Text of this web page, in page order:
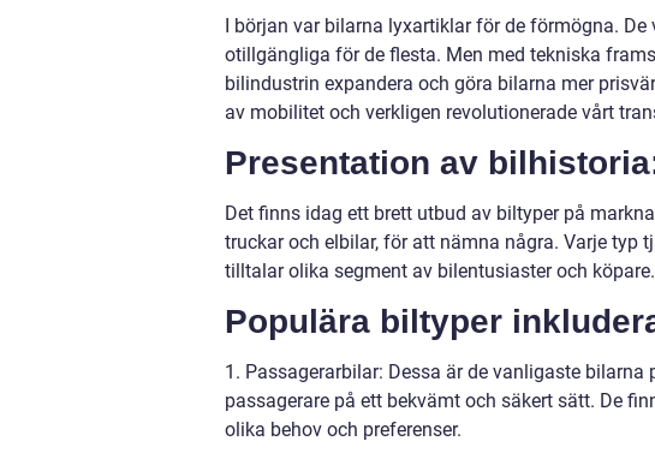
I början var bilarna lyxartiklar för de förmögna.
otillgängliga för de flesta. Men med tekniska
bilindustrin expandera och göra bilarna mer
av mobilitet och verkligen revolutionerade vårt
Presentation av
Det finns idag ett brett utbud av biltyper på
truckar och elbilar, för att nämna några. Varje typ
tilltalar olika segment av bilentusiaster och köpare.
Populära biltyper
1. Passagerarbilar: Dessa är de vanligaste
passagerare på ett bekvämt och säkert sätt. De
olika behov och preferenser.